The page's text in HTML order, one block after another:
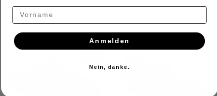
NEU
Vorname
Anmelden
Nein, danke.